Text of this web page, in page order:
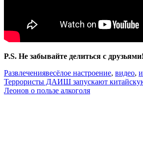
P.S. Не забывайте делиться с друзьями!
Развлечениявесёлое настроение, видео,
Навигация
по
Террористы ДАИШ запускают
Леонов о пользе алкоголя